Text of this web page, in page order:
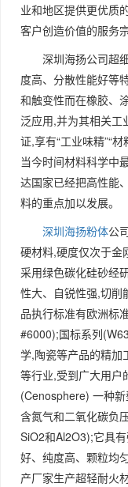
业和地区提供更优质
客户创造价值的服务
深圳海扬公司超
度高、分散性能好等
和触变性而在橡胶、
泛应用,并为其相关工
证,享有“工业味精”“
当今时间材料科学中
达国家已经把高性能
料的重点加以发展。
深圳海扬粉体公
硬材料,硬度仅次于金
采用绿色碳化硅砂经
性大、自锐性强,切削
品执行标准有欧洲标
#6000);国标系列
学,陶瓷等产品的精加
等行业,受到广大用户
(Cenosphere) 一种
含氮气和二氧化碳负
SiO2和Al2O3);它具
好、纯度高、颗粒均
产厂家生产超轻耐火